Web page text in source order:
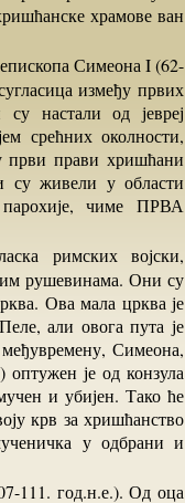
храмове ван
између првих
настали од јевреј
срећних околности,
први прави хришћани
су живели у области
чиме ПРВА
рушевинама. Они су
Ова мала црква је
али овога пута је
Симеона,
оптужен је од конзула
и убијен. Тако ће
крв за хришћанство
у одбрани и